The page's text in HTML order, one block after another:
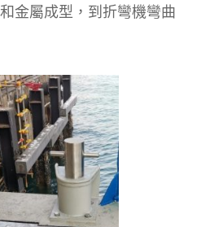
金屬成型，到折彎機彎曲